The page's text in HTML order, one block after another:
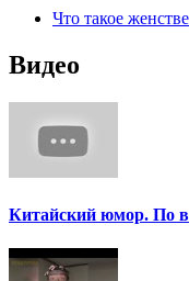
Что такое
Видео
Китайский юмор. По